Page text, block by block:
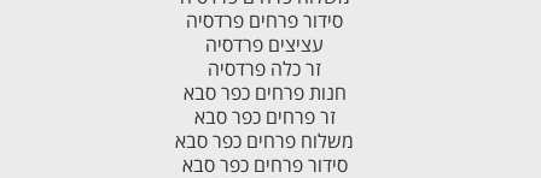
סידור פרחים פרדסיה
עציצים פרדסיה
זר כלה פרדסיה
חנות פרחים כפר סבא
זר פרחים כפר סבא
משלוח פרחים כפר סבא
סידור פרחים כפר סבא